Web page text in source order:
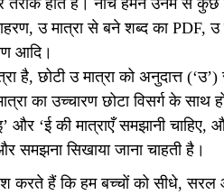
होते हैं। नीचे हमने उनमें से कुछ
उ मात्रा से बने शब्द का PDF,
आदि।
है, छोटी उ मात्रा को अनुदात्त
का उच्चारण छोटा विसर्ग के साथ
और ‘ई की मात्राएँ समझानी
समझना सिखाया जाना चाहती है।
करते हैं कि हम बच्चों को सीधे, सरल